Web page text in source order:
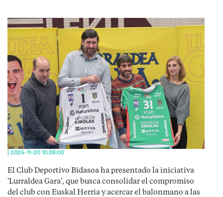
| 2025-11-20 10:38:00
El Club Deportivo Bidasoa ha presentado la iniciativa
'Lurraldea Gara', que busca consolidar el compromiso
del club con Euskal Herria y acercar el balonmano a las